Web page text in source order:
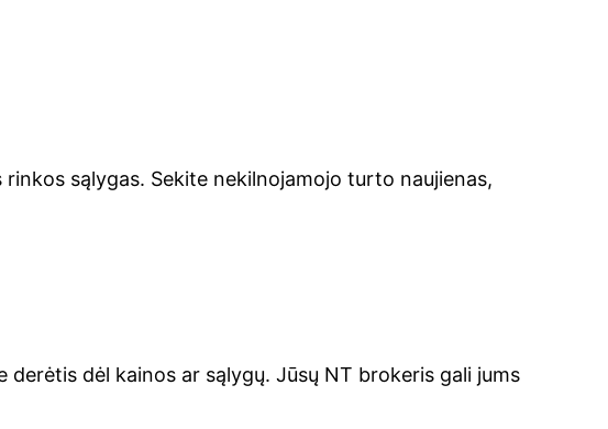
sąlygas. Sekite nekilnojamojo turto naujienas,
dėl kainos ar sąlygų. Jūsų NT brokeris gali jums